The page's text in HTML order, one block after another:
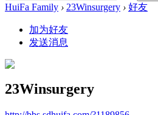
HuiFa Family › 23Winsurgery › 好友
加为好友
发送消息
23Winsurgery